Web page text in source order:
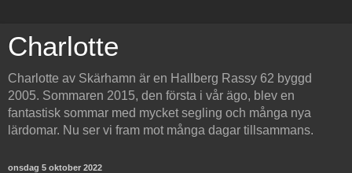
Charlotte
Charlotte av Skärhamn är en Hallberg Rassy 62 byggd
2005. Sommaren 2015, den första i vår ägo, blev en
fantastisk sommar med mycket segling och många nya
lärdomar. Nu ser vi fram mot många dagar tillsammans.
onsdag 5 oktober 2022